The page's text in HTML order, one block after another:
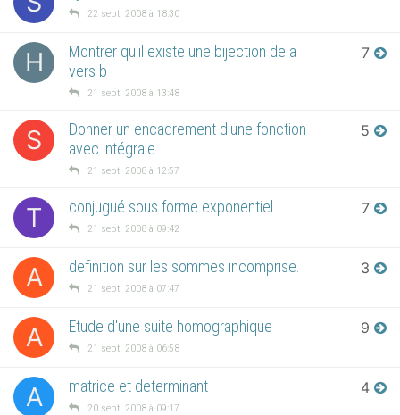
22 sept. 2008 à 18:30
H
Montrer qu'il existe une bijection de a
vers b
21 sept. 2008 à 13:48
7
S
Donner un encadrement d'une fonction
avec intégrale
21 sept. 2008 à 12:57
5
T conjugué sous forme exponentiel
21 sept. 2008 à 09:42
7
A definition sur les sommes incomprise.
21 sept. 2008 à 07:47
3
A Etude d'une suite homographique
21 sept. 2008 à 06:58
9
A matrice et determinant
20 sept. 2008 à 09:17
4